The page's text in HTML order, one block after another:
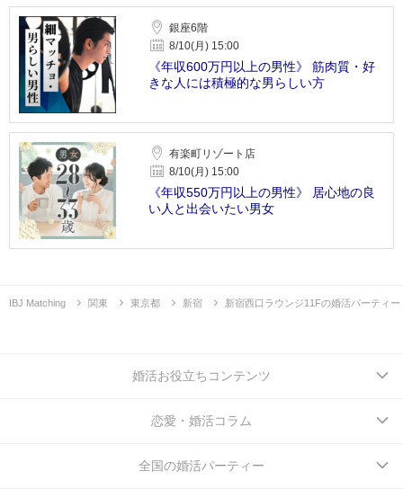
銀座6階
8/10(月) 15:00
《年収600万円以上の男性》 筋肉質・好
きな人には積極的な男らしい方
有楽町リゾート店
8/10(月) 15:00
《年収550万円以上の男性》 居心地の良
い人と出会いたい男女
IBJ Matching 関東 東京都 新宿 新宿西口ラウンジ11Fの婚活パーティー
婚活お役立ちコンテンツ
恋愛・婚活コラム
全国の婚活パーティー